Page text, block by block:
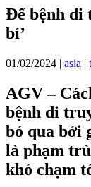
Để bệnh di
bí’
01/02/2024 | asia |
AGV –
bệnh di
bỏ qua bởi
là phạm
khó chạm